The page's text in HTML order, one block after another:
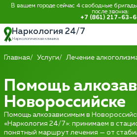
В вашем городе сейчас 4 свободные
после звонка:
+7 (861) 217-63-
Наркология 24/7
Наркологическая клиника
Главная Услуги Лечение
Помощь
Новороссийске
Помощь алкозависимым в
«Наркология 24/7»: принимаем в
понятный маршрут лечения — от